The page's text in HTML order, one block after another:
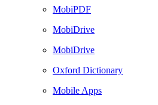
MobiPDF
MobiDrive
MobiDrive
Oxford Dictionary
Mobile Apps